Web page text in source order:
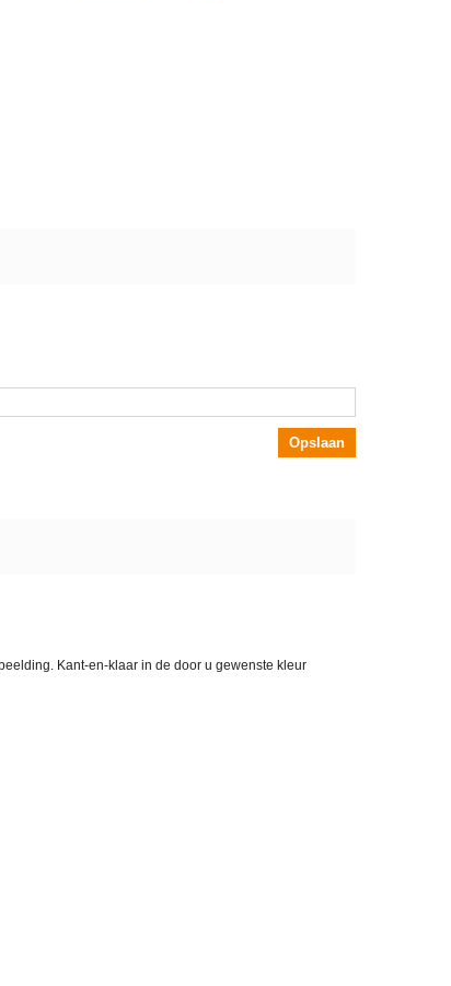
Opslaan
Kant-en-klaar in de door u gewenste kleur